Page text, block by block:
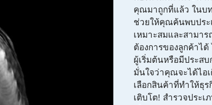
คุณมาถูกที่แล้ว ในบ
ช่วยให้คุณค้นพบประ
เหมาะสมและสามา
ต้องการของลูกค้าไ
ผู้เริ่มต้นหรือมีประส
มั่นใจว่าคุณจะได้ไอ
เลือกสินค้าที่ทำให้ธุ
เติบโต! สำรวจประ